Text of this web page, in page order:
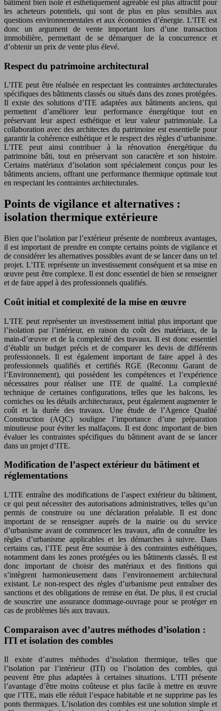
bâtiment bien isolé et esthétiquement agréable est plus attractif pour
les acheteurs potentiels, qui sont de plus en plus sensibles aux
questions environnementales et aux économies d’énergie. L’ITE est
donc un argument de vente important lors d’une transaction
immobilière, permettant de se démarquer de la concurrence et
d’obtenir un prix de vente plus élevé.
Respect du patrimoine architectural
L’ITE peut être réalisée en respectant les contraintes architecturales
spécifiques des bâtiments classés ou situés dans des zones protégées.
Il existe des solutions d’ITE adaptées aux bâtiments anciens, qui
permettent d’améliorer leur performance énergétique tout en
préservant leur aspect esthétique et leur valeur patrimoniale. La
collaboration avec des architectes du patrimoine est essentielle pour
garantir la cohérence esthétique et le respect des règles d’urbanisme.
L’ITE peut ainsi contribuer à la rénovation énergétique du
patrimoine bâti, tout en préservant son caractère et son histoire.
Certains matériaux d’isolation sont spécialement conçus pour les
bâtiments anciens, offrant une performance thermique optimale tout
en respectant les contraintes architecturales.
Points de vigilance et alternatives :
isolation thermique extérieure
Bien que l’isolation par l’extérieur présente de nombreux avantages,
il est important de prendre en compte certains points de vigilance et
de considérer les alternatives possibles avant de se lancer dans un tel
projet. L’ITE représente un investissement conséquent et sa mise en
œuvre peut être complexe. Il est donc essentiel de bien se renseigner
et de faire appel à des professionnels qualifiés.
Coût initial et complexité de la mise en œuvre
L’ITE peut représenter un investissement initial plus important que
l’isolation par l’intérieur, en raison du coût des matériaux, de la
main-d’œuvre et de la complexité des travaux. Il est donc essentiel
d’établir un budget précis et de comparer les devis de différents
professionnels. Il est également important de faire appel à des
professionnels qualifiés et certifiés RGE (Reconnu Garant de
l’Environnement), qui possèdent les compétences et l’expérience
nécessaires pour réaliser une ITE de qualité. La complexité
technique de certaines configurations, telles que les balcons, les
corniches ou les détails architecturaux, peut également augmenter le
coût et la durée des travaux. Une étude de l’Agence Qualité
Construction (AQC) souligne l’importance d’une préparation
minutieuse pour éviter les malfaçons. Il est donc important de bien
évaluer les contraintes spécifiques du bâtiment avant de se lancer
dans un projet d’ITE.
Modification de l’aspect extérieur du bâtiment et
réglementations
L’ITE entraîne des modifications de l’aspect extérieur du bâtiment,
ce qui peut nécessiter des autorisations administratives, telles qu’un
permis de construire ou une déclaration préalable. Il est donc
important de se renseigner auprès de la mairie ou du service
d’urbanisme avant de commencer les travaux, afin de connaître les
règles d’urbanisme applicables et les démarches à suivre. Dans
certains cas, l’ITE peut être soumise à des contraintes esthétiques,
notamment dans les zones protégées ou les bâtiments classés. Il est
donc important de choisir des matériaux et des finitions qui
s’intègrent harmonieusement dans l’environnement architectural
existant. Le non-respect des règles d’urbanisme peut entraîner des
sanctions et des obligations de remise en état. De plus, il est crucial
de souscrire une assurance dommage-ouvrage pour se protéger en
cas de problèmes liés aux travaux.
Comparaison avec d’autres méthodes d’isolation :
ITI et isolation des combles
Il existe d’autres méthodes d’isolation thermique, telles que
l’isolation par l’intérieur (ITI) ou l’isolation des combles, qui
peuvent être plus adaptées à certaines situations. L’ITI présente
l’avantage d’être moins coûteuse et plus facile à mettre en œuvre
que l’ITE, mais elle réduit l’espace habitable et ne supprime pas les
ponts thermiques. L’isolation des combles est une solution simple et